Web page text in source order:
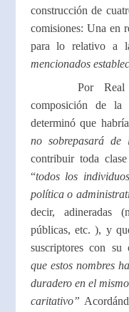
construcción de
comisiones: Una en
para lo relativo a
mencionados
Por
composición de
determinó que
no sobrepasará de
contribuir toda
“todos los
política o
decir, adineradas
públicas, etc. ), y
suscriptores con su
que estos nombres
duradero en el
caritativo”